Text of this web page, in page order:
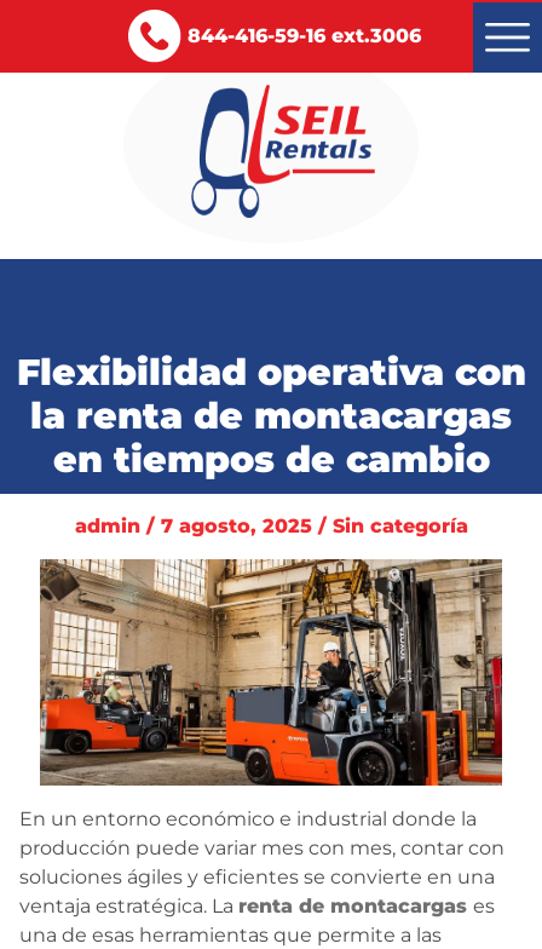
844-416-59-16 ext.3006
Certificaciones
Blog
Flexibilidad operativa con
la renta de montacargas
en tiempos de cambio
admin / 7 agosto, 2025 / Sin categoría
En un entorno económico e industrial donde la
producción puede variar mes con mes, contar con
soluciones ágiles y eficientes se convierte en una
ventaja estratégica. La renta de montacargas es
una de esas herramientas que permite a las